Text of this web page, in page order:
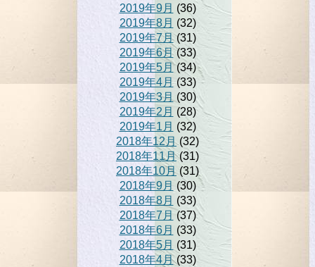
2019年9月 (36)
2019年8月 (32)
2019年7月(31)
2019年6月(33)
2019年5月(34)
2019年4月(33)
2019年3月 (30)
2019年2月 (28)
2019年1月 (32)
2018年12月(32)
2018年11月(31)
2018年10月 (31)
2018年9月 (30)
2018年8月 (33)
2018年7月 (37)
2018年6月 (33)
2018年5月 (31)
2018年4月(33)